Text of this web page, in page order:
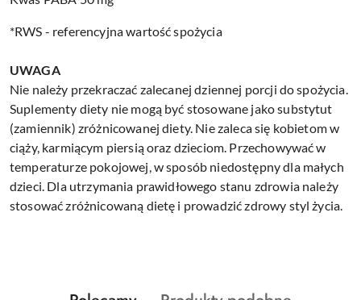
*RWS - referencyjna wartość spożycia
UWAGA
Nie należy przekraczać zalecanej dziennej porcji do spożycia.
Suplementy diety nie mogą być stosowane jako substytut
(zamiennik) zróżnicowanej diety. Nie zaleca się kobietom w
ciąży, karmiącym piersią oraz dzieciom. Przechowywać w
temperaturze pokojowej, w sposób niedostępny dla małych
dzieci. Dla utrzymania prawidłowego stanu zdrowia należy
stosować zróżnicowaną dietę i prowadzić zdrowy styl życia.